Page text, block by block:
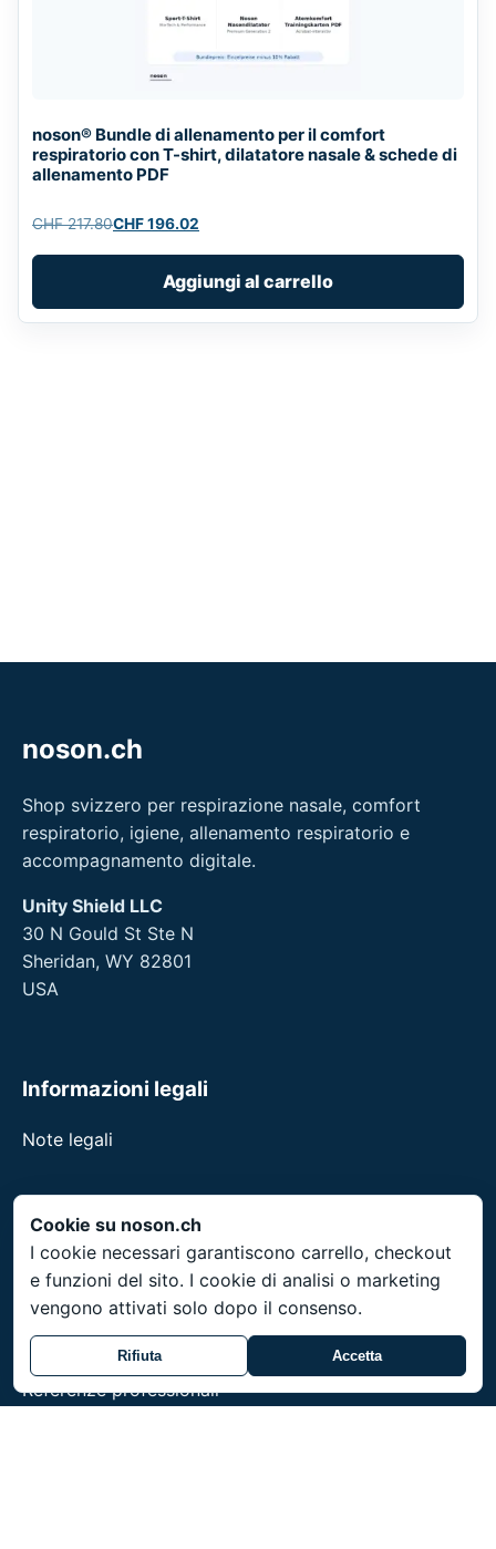
noson® Bundle di allenamento per il comfort
respiratorio con T-shirt, dilatatore nasale & schede di
allenamento PDF
CHF217.80
CHF 217.80.
CHF196.02
CHF 196.02.
Aggiungi al carrello
noson.ch
Shop svizzero per respirazione nasale, comfort
respiratorio, igiene, allenamento respiratorio e
accompagnamento digitale.
Unity Shield LLC
30 N Gould St Ste N
Sheridan, WY 82801
USA
Informazioni legali
Note legali
Servizio
Spedizione in tutta la Svizzera. Prezzi in CHF. Articoli
su ordinazione con tempi di consegna di 3-4
settimane.
Referenze professionali
Cookie su noson.ch
I cookie necessari garantiscono carrello, checkout
e funzioni del sito. I cookie di analisi o marketing
vengono attivati solo dopo il consenso.
Rifiuta Accetta